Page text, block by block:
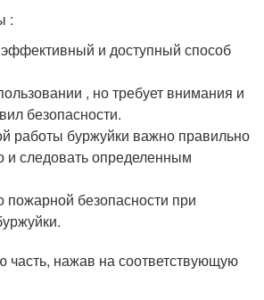
:
и доступный способ
, но требует внимания и
безопасности.
работы буржуйки важно правильно
и следовать определенным
безопасности при
часть, нажав на соответствующую